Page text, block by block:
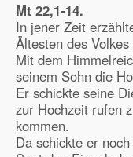
Mt 22,1-14.
In jener Zeit
Ältesten des
Mit dem
seinem Sohn die
Er schickte seine
zur Hochzeit rufen
kommen.
Da schickte er